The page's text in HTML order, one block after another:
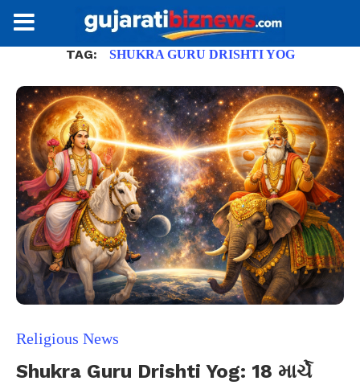
TAG: SHUKRA GURU DRISHTI YOG
Religious News
Shukra Guru Drishti Yog: 18 માર્ચે